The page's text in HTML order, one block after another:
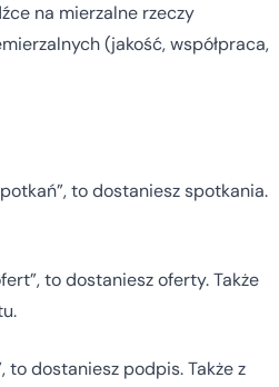
na mierzalne rzeczy
(jakość, współpraca,
to dostaniesz spotkania.
to dostaniesz oferty. Także
to dostaniesz podpis. Także z